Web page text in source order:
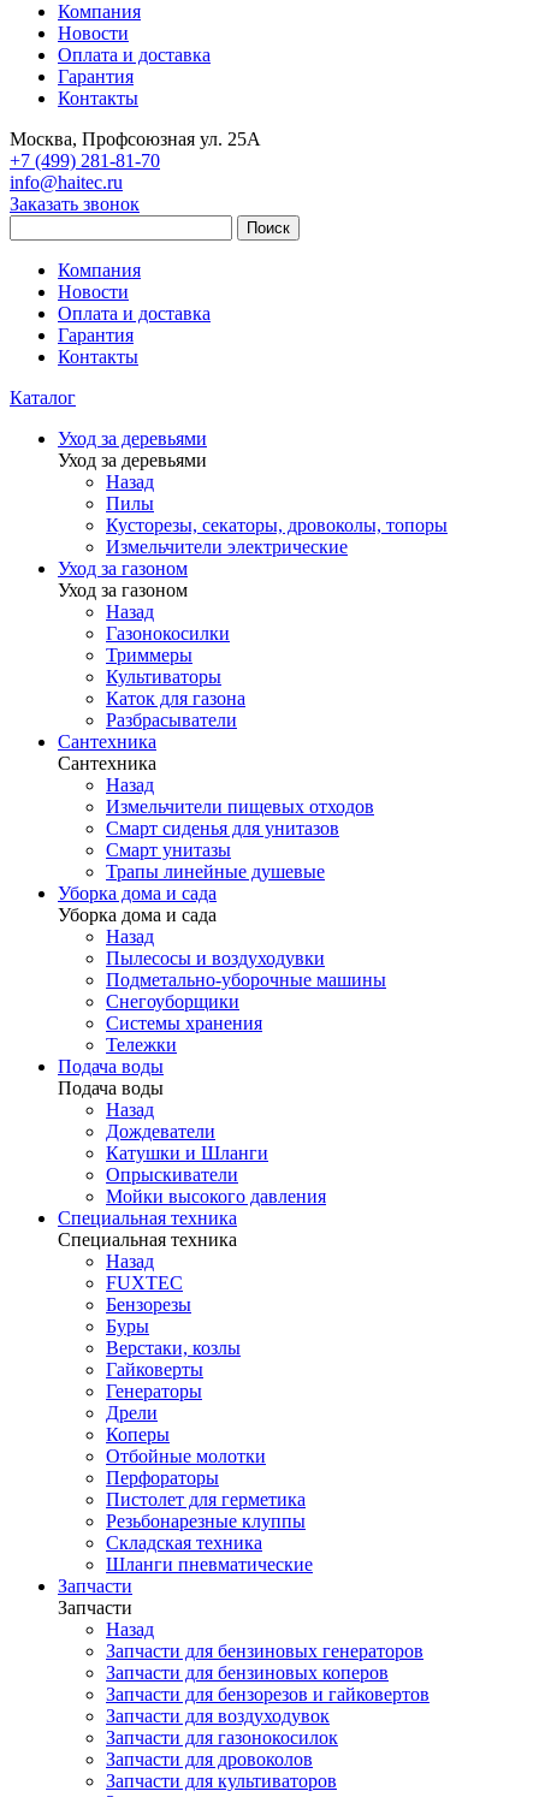
Компания
Новости
Оплата и доставка
Гарантия
Контакты
Москва, Профсоюзная ул. 25А
+7 (499) 281-81-70
info@haitec.ru
Заказать звонок
Поиск
Компания
Новости
Оплата и доставка
Гарантия
Контакты
Каталог
Уход за деревьями
Уход за деревьями
Назад
Пилы
Кусторезы, секаторы, дровоколы, топоры
Измельчители электрические
Уход за газоном
Уход за газоном
Назад
Газонокосилки
Триммеры
Культиваторы
Каток для газона
Разбрасыватели
Сантехника
Сантехника
Назад
Измельчители пищевых отходов
Смарт сиденья для унитазов
Смарт унитазы
Трапы линейные душевые
Уборка дома и сада
Уборка дома и сада
Назад
Пылесосы и воздуходувки
Подметально-уборочные машины
Снегоуборщики
Системы хранения
Тележки
Подача воды
Подача воды
Назад
Дождеватели
Катушки и Шланги
Опрыскиватели
Мойки высокого давления
Специальная техника
Специальная техника
Назад
FUXTEC
Бензорезы
Буры
Верстаки, козлы
Гайковерты
Генераторы
Дрели
Коперы
Отбойные молотки
Перфораторы
Пистолет для герметика
Резьбонарезные клуппы
Складская техника
Шланги пневматические
Запчасти
Запчасти
Назад
Запчасти для бензиновых генераторов
Запчасти для бензиновых коперов
Запчасти для бензорезов и гайковертов
Запчасти для воздуходувок
Запчасти для газонокосилок
Запчасти для дровоколов
Запчасти для культиваторов